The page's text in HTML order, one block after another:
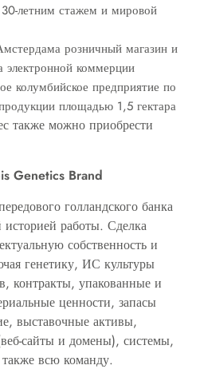
летним стажем и мировой
розничный магазин и
коммерции
колумбийское предприятие по
площадью 1,5 гектара
также можно приобрести
Genetics Brand
голландского банка
историей работы. Сделка
собственность и
генетику, ИС культуры
контракты, упакованные и
ценности, запасы
выставочные активы,
сайты и домены), системы,
всю команду.